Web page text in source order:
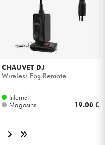
CHAUVET DJ
Wireless Fog Remote
Internet
Magasins
19.00 €